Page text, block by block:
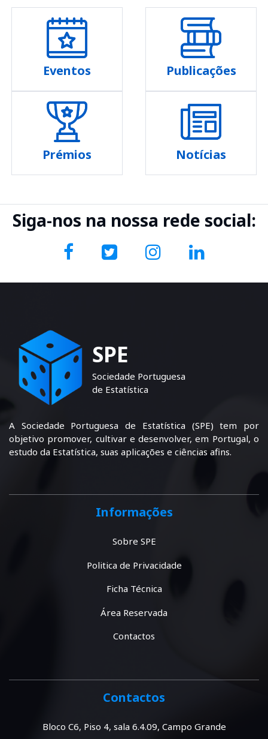
Eventos Publicações
Prémios Notícias
Siga-nos na nossa rede social:
SPE
Sociedade Portuguesa
de Estatística
A Sociedade Portuguesa de Estatística (SPE) tem por
objetivo promover, cultivar e desenvolver, em Portugal, o
estudo da Estatística, suas aplicações e ciências afins.
Informações
Sobre SPE
Politica de Privacidade
Ficha Técnica
Área Reservada
Contactos
Contactos
Bloco C6, Piso 4, sala 6.4.09, Campo Grande